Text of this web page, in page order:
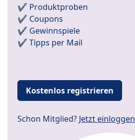
✔️ Produktproben
✔️ Coupons
✔️ Gewinnspiele
✔️ Tipps per Mail
Kostenlos registrieren
Schon Mitglied? Jetzt einloggen